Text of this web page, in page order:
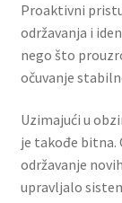
Proaktivni
održavanja i
nego što
očuvanje
Uzimajući u
je takođe bitna.
održavanje
upravljalo